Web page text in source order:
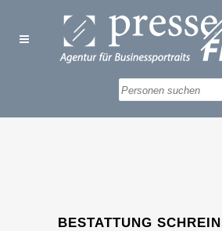
BESTATTUNG